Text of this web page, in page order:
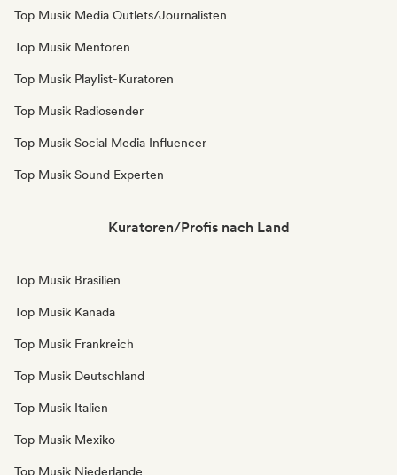
Top Musik Media Outlets/Journalisten
Top Musik Mentoren
Top Musik Playlist-Kuratoren
Top Musik Radiosender
Top Musik Social Media Influencer
Top Musik Sound Experten
Kuratoren/Profis nach Land
Top Musik Brasilien
Top Musik Kanada
Top Musik Frankreich
Top Musik Deutschland
Top Musik Italien
Top Musik Mexiko
Top Musik Niederlande